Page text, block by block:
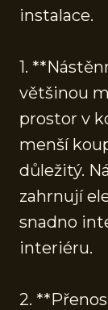
instalace.
1.
většinou
prostor v
menší
důležitý.
zahrnují
snadno
interiéru.
2.